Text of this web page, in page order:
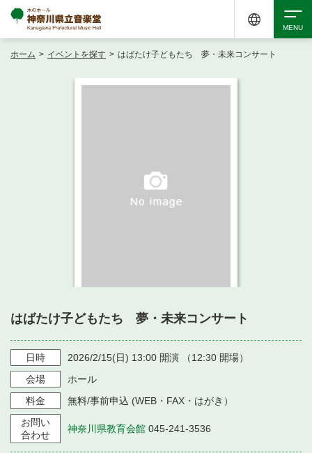
・ フロアマップ
・ よくある質問
・ 空き状況
・ 抽選対象日
・ 利用料金
・ 音楽堂のご案内
・ フロアマップ
神奈川県立音楽堂
SNS
ホーム > イベントを探す > はばたけ子どもたち 夢・未来コンサート
はばたけ子どもたち 夢・未来コンサート
日時 2026/2/15(日) 13:00 開演 （12:30 開場）
会場
ホール
料金
無料/事前申込 (WEB・FAX・はがき）
お問い
合わせ
神奈川県教育会館 045-241-3536